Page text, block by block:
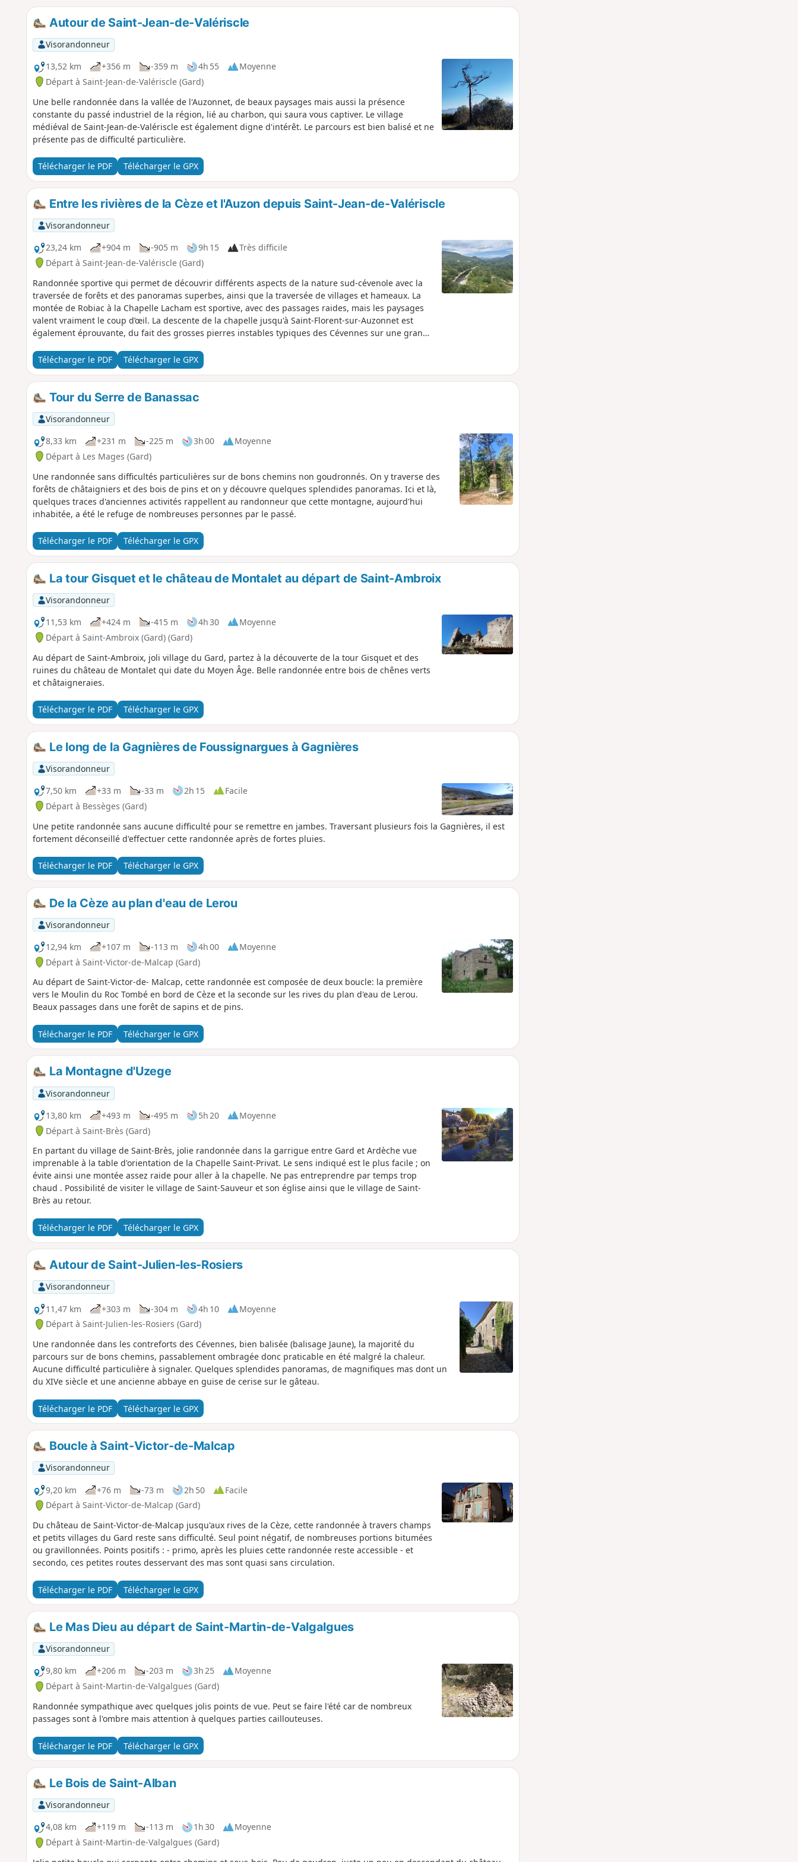
Autour de Saint-Jean-de-Valériscle
Visorandonneur
13,52 km
+356 m -359 m 4h 55
Moyenne
Départ à Saint-Jean-de-Valériscle (Gard)
Une belle randonnée dans la vallée de l'Auzonnet, de beaux paysages mais aussi la présence
constante du passé industriel de la région, lié au charbon, qui saura vous captiver. Le village
médiéval de Saint-Jean-de-Valériscle est également digne d'intérêt. Le parcours est bien balisé et ne
présente pas de difficulté particulière.
Télécharger le PDF Télécharger le GPX
Entre les rivières de la Cèze et l'Auzon depuis Saint-Jean-de-Valériscle
Visorandonneur
23,24 km
+904 m -905 m 9h 15
Très difficile
Départ à Saint-Jean-de-Valériscle (Gard)
Randonnée sportive qui permet de découvrir différents aspects de la nature sud-cévenole avec la
traversée de forêts et des panoramas superbes, ainsi que la traversée de villages et hameaux. La
montée de Robiac à la Chapelle Lacham est sportive, avec des passages raides, mais les paysages
valent vraiment le coup d’œil. La descente de la chapelle jusqu'à Saint-Florent-sur-Auzonnet est
également éprouvante, du fait des grosses pierres instables typiques des Cévennes sur une grande
Télécharger le PDF
Télécharger le GPX
Tour du Serre de Banassac
Visorandonneur
8,33 km
+231 m -225 m 3h 00
Moyenne
Départ à Les Mages (Gard)
Une randonnée sans difficultés particulières sur de bons chemins non goudronnés. On y traverse des
forêts de châtaigniers et des bois de pins et on y découvre quelques splendides panoramas. Ici et là,
quelques traces d'anciennes activités rappellent au randonneur que cette montagne, aujourd'hui
inhabitée, a été le refuge de nombreuses personnes par le passé.
Télécharger le PDF Télécharger le GPX
La tour Gisquet et le château de Montalet au départ de Saint-Ambroix
Visorandonneur
11,53 km
+424 m -415 m 4h 30
Moyenne
Départ à Saint-Ambroix (Gard) (Gard)
Au départ de Saint-Ambroix, joli village du Gard, partez à la découverte de la tour Gisquet et des
ruines du château de Montalet qui date du Moyen Âge. Belle randonnée entre bois de chênes verts
et châtaigneraies.
Télécharger le PDF Télécharger le GPX
Le long de la Gagnières de Foussignargues à Gagnières
Visorandonneur
7,50 km
+33 m -33 m 2h 15
Facile
Départ à Bessèges (Gard)
Une petite randonnée sans aucune difficulté pour se remettre en jambes. Traversant plusieurs fois la Gagnières, il est
fortement déconseillé d'effectuer cette randonnée après de fortes pluies.
Télécharger le PDF Télécharger le GPX
De la Cèze au plan d'eau de Lerou
Visorandonneur
12,94 km
+107 m -113 m 4h 00
Moyenne
Départ à Saint-Victor-de-Malcap (Gard)
Au départ de Saint-Victor-de- Malcap, cette randonnée est composée de deux boucle: la première
vers le Moulin du Roc Tombé en bord de Cèze et la seconde sur les rives du plan d'eau de Lerou.
Beaux passages dans une forêt de sapins et de pins.
Télécharger le PDF Télécharger le GPX
La Montagne d'Uzege
Visorandonneur
13,80 km
+493 m -495 m 5h 20
Moyenne
Départ à Saint-Brès (Gard)
En partant du village de Saint-Brès, jolie randonnée dans la garrigue entre Gard et Ardèche vue
imprenable à la table d'orientation de la Chapelle Saint-Privat. Le sens indiqué est le plus facile ; on
évite ainsi une montée assez raide pour aller à la chapelle. Ne pas entreprendre par temps trop
chaud . Possibilité de visiter le village de Saint-Sauveur et son église ainsi que le village de Saint-
Brès au retour.
Télécharger le PDF Télécharger le GPX
Autour de Saint-Julien-les-Rosiers
Visorandonneur
11,47 km
+303 m -304 m 4h 10
Moyenne
Départ à Saint-Julien-les-Rosiers (Gard)
Une randonnée dans les contreforts des Cévennes, bien balisée (balisage Jaune), la majorité du
parcours sur de bons chemins, passablement ombragée donc praticable en été malgré la chaleur.
Aucune difficulté particulière à signaler. Quelques splendides panoramas, de magnifiques mas dont un
du XIVe siècle et une ancienne abbaye en guise de cerise sur le gâteau.
Télécharger le PDF Télécharger le GPX
Boucle à Saint-Victor-de-Malcap
Visorandonneur
9,20 km
+76 m -73 m 2h 50
Facile
Départ à Saint-Victor-de-Malcap (Gard)
Du château de Saint-Victor-de-Malcap jusqu'aux rives de la Cèze, cette randonnée à travers champs
et petits villages du Gard reste sans difficulté. Seul point négatif, de nombreuses portions bitumées
ou gravillonnées. Points positifs : - primo, après les pluies cette randonnée reste accessible - et
secondo, ces petites routes desservant des mas sont quasi sans circulation.
Télécharger le PDF Télécharger le GPX
Le Mas Dieu au départ de Saint-Martin-de-Valgalgues
Visorandonneur
9,80 km
+206 m -203 m 3h 25
Moyenne
Départ à Saint-Martin-de-Valgalgues (Gard)
Randonnée sympathique avec quelques jolis points de vue. Peut se faire l'été car de nombreux
passages sont à l'ombre mais attention à quelques parties caillouteuses.
Télécharger le PDF Télécharger le GPX
Le Bois de Saint-Alban
Visorandonneur
4,08 km
+119 m -113 m 1h 30
Moyenne
Départ à Saint-Martin-de-Valgalgues (Gard)